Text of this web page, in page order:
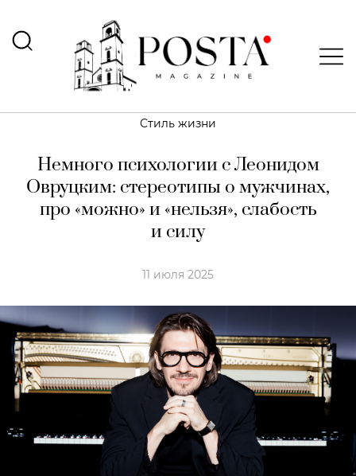
Стиль жизни
Немного психологии с Леонидом
Овруцким: стереотипы о мужчинах,
про «можно» и «нельзя», слабость
и силу
11 июля 2025